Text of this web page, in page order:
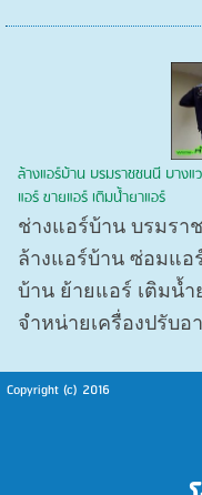
ล้างแอร์บ้าน บรมราชชนนี บาง
แอร์ ขายแอร์ เติมน้ำยาแอร์
ช่างแอร์บ้าน บรมรา
ล้างแอร์บ้าน ซ่อมแ
บ้าน ย้ายแอร์ เติมน้
จำหน่ายเครื่องปรับอ
Copyright (c) 2016